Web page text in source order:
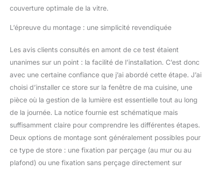
couverture optimale de la vitre.
L’épreuve du montage : une simplicité revendiquée
Les avis clients consultés en amont de ce test étaient
unanimes sur un point : la facilité de l’installation. C’est donc
avec une certaine confiance que j’ai abordé cette étape. J’ai
choisi d’installer ce store sur la fenêtre de ma cuisine, une
pièce où la gestion de la lumière est essentielle tout au long
de la journée. La notice fournie est schématique mais
suffisamment claire pour comprendre les différentes étapes.
Deux options de montage sont généralement possibles pour
ce type de store : une fixation par perçage (au mur ou au
plafond) ou une fixation sans perçage directement sur